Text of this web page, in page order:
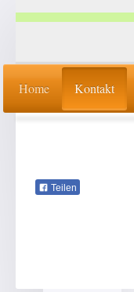
Home Kontakt
Teilen